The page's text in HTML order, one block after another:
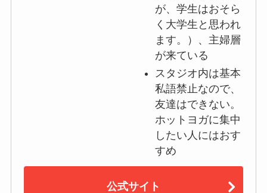
が、学生はおそら
く大学生と思われ
ます。）、主婦層
が来ている
スタジオ内は基本
私語禁止なので、
友達はできない。
ホットヨガに集中
したい人にはおす
すめ
公式サイト